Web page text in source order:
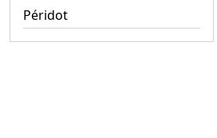
Péridot